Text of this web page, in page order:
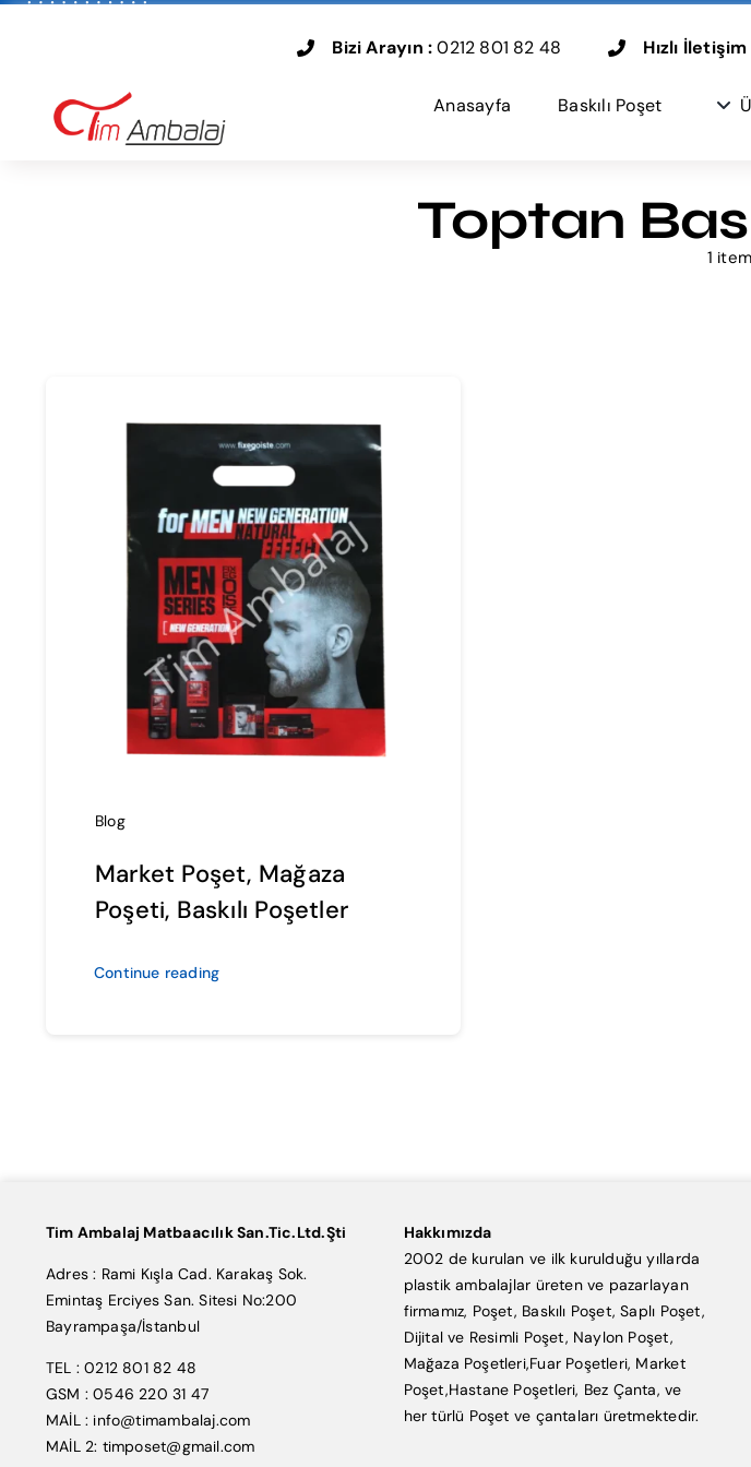
Bizi Arayın :0212 801 82 48 Hızlı İletişim
Anasayfa Baskılı Poşet
Toptan
1 item
Blog
Market Poşet, Mağaza
Poşeti, Baskılı Poşetler
Continue reading
Tim Ambalaj Matbaacılık San.Tic.Ltd.Şti
Adres : Rami Kışla Cad. Karakaş Sok.
Emintaş Erciyes San. Sitesi No:200
Bayrampaşa/İstanbul
TEL : 0212 801 82 48
GSM : 0546 220 31 47
MAİL : info@timambalaj.com
MAİL 2: timposet@gmail.com
Hakkımızda
2002 de kurulan ve ilk kurulduğu yıllarda
plastik ambalajlar üreten ve pazarlayan
firmamız, Poşet, Baskılı Poşet, Saplı Poşet,
Dijital ve Resimli Poşet, Naylon Poşet,
Mağaza Poşetleri,Fuar Poşetleri, Market
Poşet,Hastane Poşetleri, Bez Çanta, ve
her türlü Poşet ve çantaları üretmektedir.